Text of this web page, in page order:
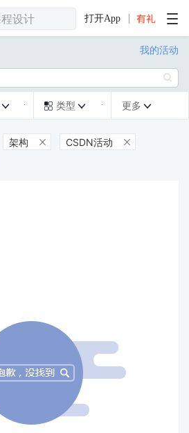
打开App
我的活动

  类型  更多 
架构  CSDN活动 